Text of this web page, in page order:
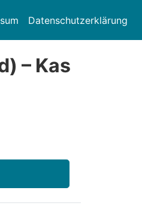
Datenschutzerklärung
– Kas